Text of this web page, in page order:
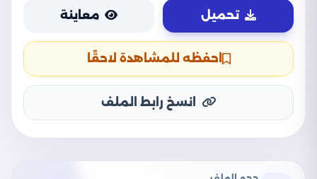
تحميل معاينة
احفظه للمشاهدة لاحقًا
انسخ رابط الملف